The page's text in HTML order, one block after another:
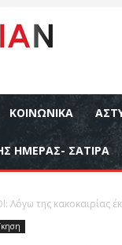
ΚΟΙΝΩΝΙΚΆ
ΗΜΕΡΑΣ- ΣΑΤΙΡΑ
της κακοκαιρίας
κηση